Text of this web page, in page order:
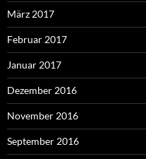
März 2017
Februar 2017
Januar 2017
Dezember 2016
November 2016
September 2016